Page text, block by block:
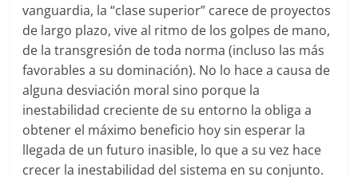
vanguardia, la “clase superior” carece de proyectos
de largo plazo, vive al ritmo de los golpes de mano,
de la transgresión de toda norma (incluso las más
favorables a su dominación). No lo hace a causa de
alguna desviación moral sino porque la
inestabilidad creciente de su entorno la obliga a
obtener el máximo beneficio hoy sin esperar la
llegada de un futuro inasible, lo que a su vez hace
crecer la inestabilidad del sistema en su conjunto.